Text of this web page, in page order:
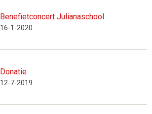
Benefietconcert Julianaschool
16-1-2020
Donatie
12-7-2019